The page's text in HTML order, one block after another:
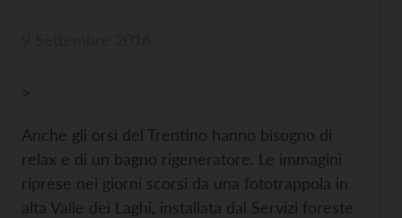
>
Anche gli orsi del Trentino hanno bisogno di
relax e di un bagno rigeneratore. Le immagini
riprese nei giorni scorsi da una fototrappola in
alta Valle dei Laghi, installata dal Servizi foreste